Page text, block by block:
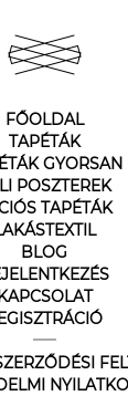
FŐOLDAL
TAPÉTÁK
GYORSAN
POSZTEREK
TAPÉTÁK
BLOG